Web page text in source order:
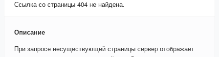
Ссылка со страницы 404 не найдена.
Описание
При запросе несуществующей страницы сервер отображает